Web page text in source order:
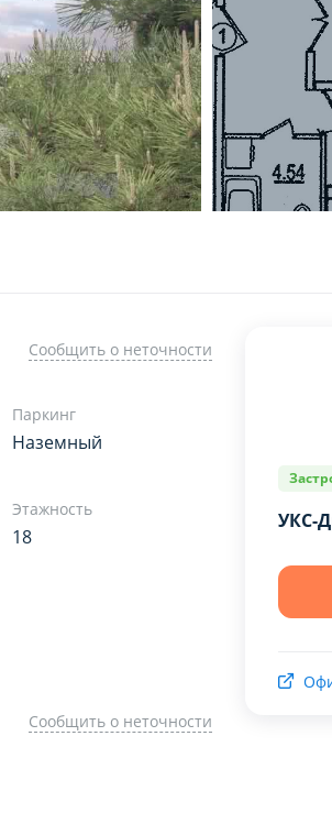
Сообщить о неточности
Паркинг
Наземный
Этажность
18
Сообщить о неточности
УКС-